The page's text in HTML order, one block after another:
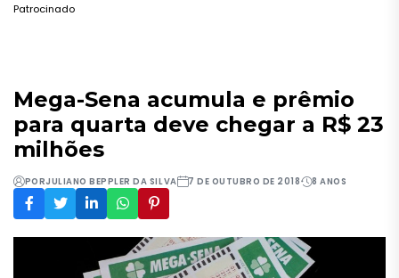
Patrocinado
Mega-Sena acumula e prêmio
para quarta deve chegar a R$ 23
milhões
PORJULIANO BEPPLER DA SILVA 7 DE OUTUBRO DE 2018 8 ANOS